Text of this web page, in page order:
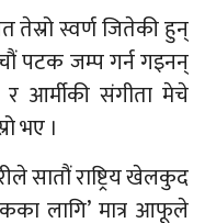
तेस्रो स्वर्ण जितेकी हुन्
पटक जम्प गर्न गइनन्
आर्मीकी संगीता मेचे
भए ।
सातौं राष्ट्रिय खेलकुद
लागि’ मात्र आफूले